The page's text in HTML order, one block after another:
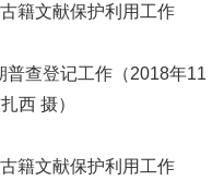
查登记工作（2018年11
西 摄）